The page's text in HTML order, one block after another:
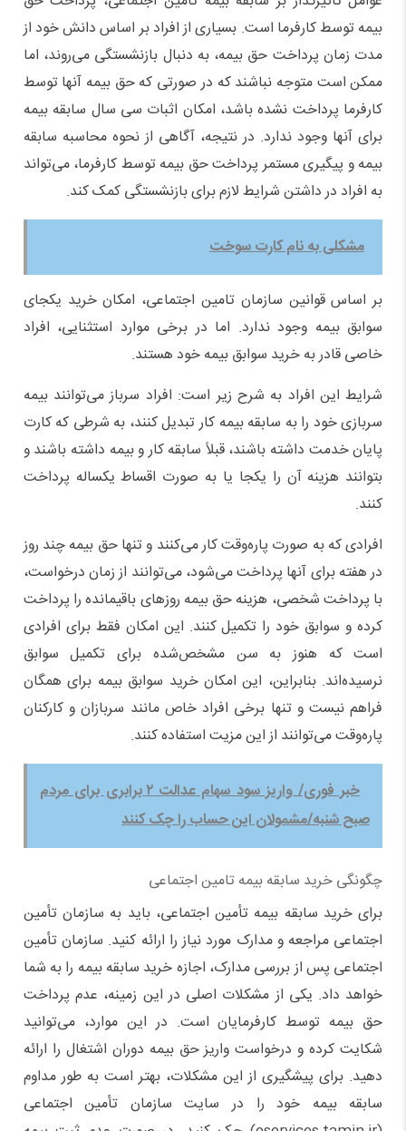
بیمه توسط کارفرما است. بسیاری از افراد بر اساس دانش خود از
مدت زمان پرداخت حق بیمه، به دنبال بازنشستگی می‌روند، اما
ممکن است متوجه نباشند که در صورتی که حق بیمه آنها توسط
کارفرما پرداخت نشده باشد، امکان اثبات سی سال سابقه بیمه
برای آنها وجود ندارد. در نتیجه، آگاهی از نحوه محاسبه سابقه
بیمه و پیگیری مستمر پرداخت حق بیمه توسط کارفرما، می‌تواند
به افراد در داشتن شرایط لازم برای بازنشستگی کمک کند.
مشکلی به نام کارت سوخت
بر اساس قوانین سازمان تامین اجتماعی، امکان خرید یکجای
سوابق بیمه وجود ندارد. اما در برخی موارد استثنایی، افراد
خاصی قادر به خرید سوابق بیمه خود هستند.
شرایط این افراد به شرح زیر است: افراد سرباز می‌توانند بیمه
سربازی خود را به سابقه بیمه کار تبدیل کنند، به شرطی که کارت
پایان خدمت داشته باشند، قبلاً سابقه کار و بیمه داشته باشند و
بتوانند هزینه آن را یکجا یا به صورت اقساط یکساله پرداخت
کنند.
افرادی که به صورت پاره‌وقت کار می‌کنند و تنها حق بیمه چند روز
در هفته برای آنها پرداخت می‌شود، می‌توانند از زمان درخواست،
با پرداخت شخصی، هزینه حق بیمه روزهای باقیمانده را پرداخت
کرده و سوابق خود را تکمیل کنند. این امکان فقط برای افرادی
است که هنوز به سن مشخص‌شده برای تکمیل سوابق
نرسیده‌اند. بنابراین، این امکان خرید سوابق بیمه برای همگان
فراهم نیست و تنها برخی افراد خاص مانند سربازان و کارکنان
پاره‌وقت می‌توانند از این مزیت استفاده کنند.
خبر فوری/ واریز سود سهام عدالت ۲ برابری برای مردم
صبح شنبه/مشمولان این حساب را چک کنند
چگونگی خرید سابقه بیمه تامین اجتماعی
برای خرید سابقه بیمه تأمین اجتماعی، باید به سازمان تأمین
اجتماعی مراجعه و مدارک مورد نیاز را ارائه کنید. سازمان تأمین
اجتماعی پس از بررسی مدارک، اجازه خرید سابقه بیمه را به شما
خواهد داد. یکی از مشکلات اصلی در این زمینه، عدم پرداخت
حق بیمه توسط کارفرمایان است. در این موارد، می‌توانید
شکایت کرده و درخواست واریز حق بیمه دوران اشتغال را ارائه
دهید. برای پیشگیری از این مشکلات، بهتر است به طور مداوم
سابقه بیمه خود را در سایت سازمان تأمین اجتماعی